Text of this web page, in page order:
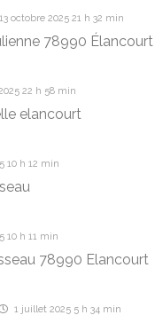
13 octobre 2025 21 h 32 min
78990 Élancourt
22 h 58 min
elancourt
10 h 12 min
10 h 11 min
78990 Elancourt
1 juillet 2025 5 h 34 min